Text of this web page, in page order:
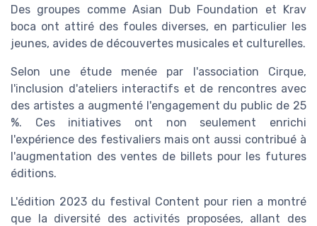
Des groupes comme Asian Dub Foundation et Krav
boca ont attiré des foules diverses, en particulier les
jeunes, avides de découvertes musicales et culturelles.
Selon une étude menée par l'association Cirque,
l'inclusion d'ateliers interactifs et de rencontres avec
des artistes a augmenté l'engagement du public de 25
%. Ces initiatives ont non seulement enrichi
l'expérience des festivaliers mais ont aussi contribué à
l'augmentation des ventes de billets pour les futures
éditions.
L'édition 2023 du festival Content pour rien a montré
que la diversité des activités proposées, allant des